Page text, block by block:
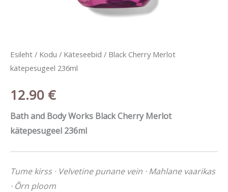
Esileht / Kodu / Käteseebid / Black Cherry Merlot
kätepesugeel 236ml
12.90 €
Bath and Body Works Black Cherry Merlot
kätepesugeel 236ml
Tume kirss · Velvetine punane vein · Mahlane vaarikas
· Õrn ploom